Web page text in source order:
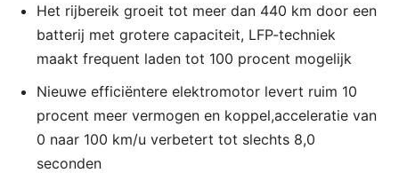
Het rijbereik groeit tot meer dan 440 km door een
batterij met grotere capaciteit, LFP-techniek
maakt frequent laden tot 100 procent mogelijk
Nieuwe efficiëntere elektromotor levert ruim 10
procent meer vermogen en koppel,acceleratie van
0 naar 100 km/u verbetert tot slechts 8,0
seconden